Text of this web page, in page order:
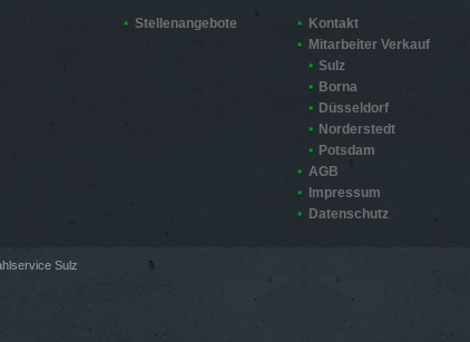
Stellenangebote
Kontakt
Mitarbeiter Verkauf
Sulz
Borna
Düsseldorf
Norderstedt
Potsdam
AGB
Impressum
Datenschutz
Sulz